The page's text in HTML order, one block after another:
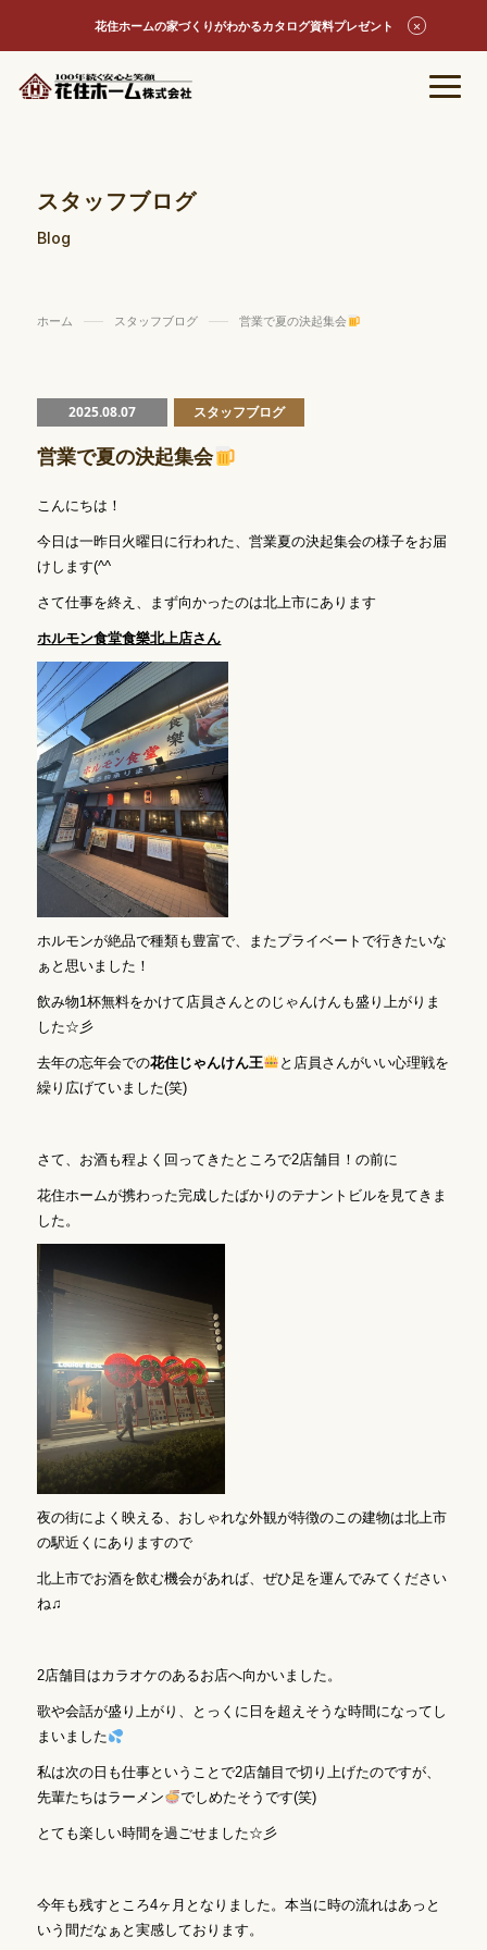
花住ホームの家づくりがわかるカタログ資料プレゼント
スタッフブログ
Blog
ホーム スタッフブログ 営業で夏の決起集会
2025.08.07 スタッフブログ
営業で夏の決起集会
こんにちは！
今日は一昨日火曜日に行われた、営業夏の決起集会の様子をお届
けします(^^ゞ
さて仕事を終え、まず向かったのは北上市にあります
ホルモン食堂食樂北上店さん
ホルモンが絶品で種類も豊富で、またプライベートで行きたいな
ぁと思いました！
飲み物1杯無料をかけて店員さんとのじゃんけんも盛り上がりま
した☆彡
去年の忘年会での花住じゃんけん王
と店員さんがいい心理戦を
繰り広げていました(笑)
さて、お酒も程よく回ってきたところで2店舗目！の前に
花住ホームが携わった完成したばかりのテナントビルを見てきま
した。
夜の街によく映える、おしゃれな外観が特徴のこの建物は北上市
の駅近くにありますので
北上市でお酒を飲む機会があれば、ぜひ足を運んでみてください
ね♫
2店舗目はカラオケのあるお店へ向かいました。
歌や会話が盛り上がり、とっくに日を超えそうな時間になってし
まいました
私は次の日も仕事ということで2店舗目で切り上げたのですが、
先輩たちはラーメン
でしめたそうです(笑)
とても楽しい時間を過ごせました☆彡
今年も残すところ4ヶ月となりました。本当に時の流れはあっと
いう間だなぁと実感しております。